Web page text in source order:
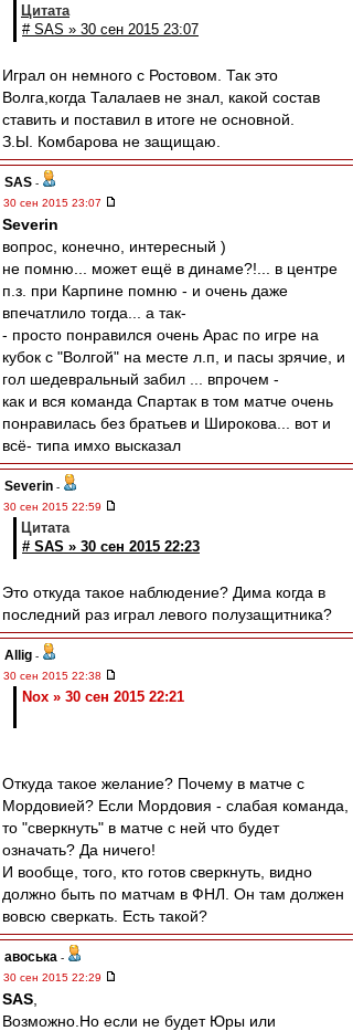
Цитата
# SAS » 30 сен 2015 23:07
Играл он немного с Ростовом. Так это
Волга,когда Талалаев не знал, какой состав
ставить и поставил в итоге не основной.
З.Ы. Комбарова не защищаю.
SAS -
30 сен 2015 23:07
Severin
вопрос, конечно, интересный )
не помню... может ещё в динаме?!... в центре
п.з. при Карпине помню - и очень даже
впечатлило тогда... а так-
- просто понравился очень Арас по игре на
кубок с "Волгой" на месте л.п, и пасы зрячие, и
гол шедевральный забил ... впрочем -
как и вся команда Спартак в том матче очень
понравилась без братьев и Широкова... вот и
всё- типа имхо высказал
Severin -
30 сен 2015 22:59
Цитата
# SAS » 30 сен 2015 22:23
Это откуда такое наблюдение? Дима когда в
последний раз играл левого полузащитника?
Allig -
30 сен 2015 22:38
Nox » 30 сен 2015 22:21
Откуда такое желание? Почему в матче с
Мордовией? Если Мордовия - слабая команда,
то "сверкнуть" в матче с ней что будет
означать? Да ничего!
И вообще, того, кто готов сверкнуть, видно
должно быть по матчам в ФНЛ. Он там должен
вовсю сверкать. Есть такой?
авоська -
30 сен 2015 22:29
SAS
Возможно.Но если не будет Юры или